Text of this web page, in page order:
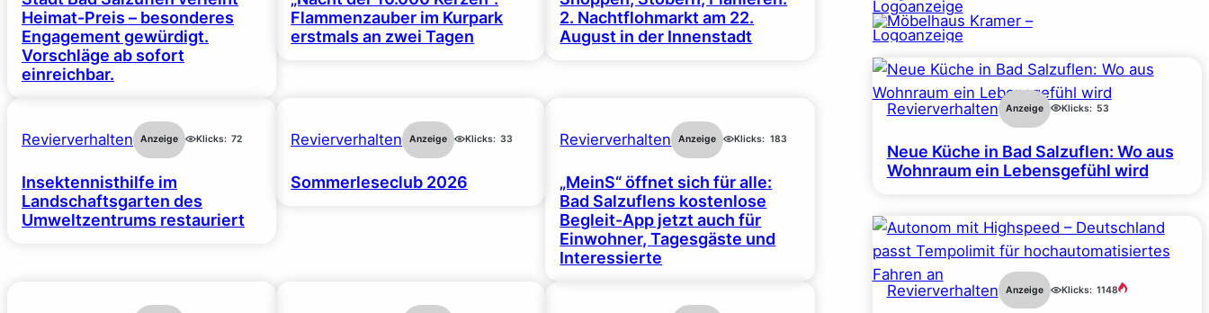
Heimat-Preis – besonderes
Engagement gewürdigt.
Vorschläge ab sofort
einreichbar.
Flammenzauber im Kurpark
erstmals an zwei Tagen
2. Nachtflohmarkt am 22.
August in der Innenstadt
Revierverhalten Anzeige Klicks: 72
Insektennisthilfe im
Landschaftsgarten des
Umweltzentrums restauriert
Revierverhalten Anzeige Klicks: 33
Sommerleseclub 2026
Revierverhalten Anzeige Klicks: 183
„MeinS“ öffnet sich für alle:
Bad Salzuflens kostenlose
Begleit-App jetzt auch für
Einwohner, Tagesgäste und
Interessierte
Revierverhalten Anzeige Klicks: 53
Neue Küche in Bad Salzuflen: Wo aus
Wohnraum ein Lebensgefühl wird
Revierverhalten Anzeige Klicks: 1148